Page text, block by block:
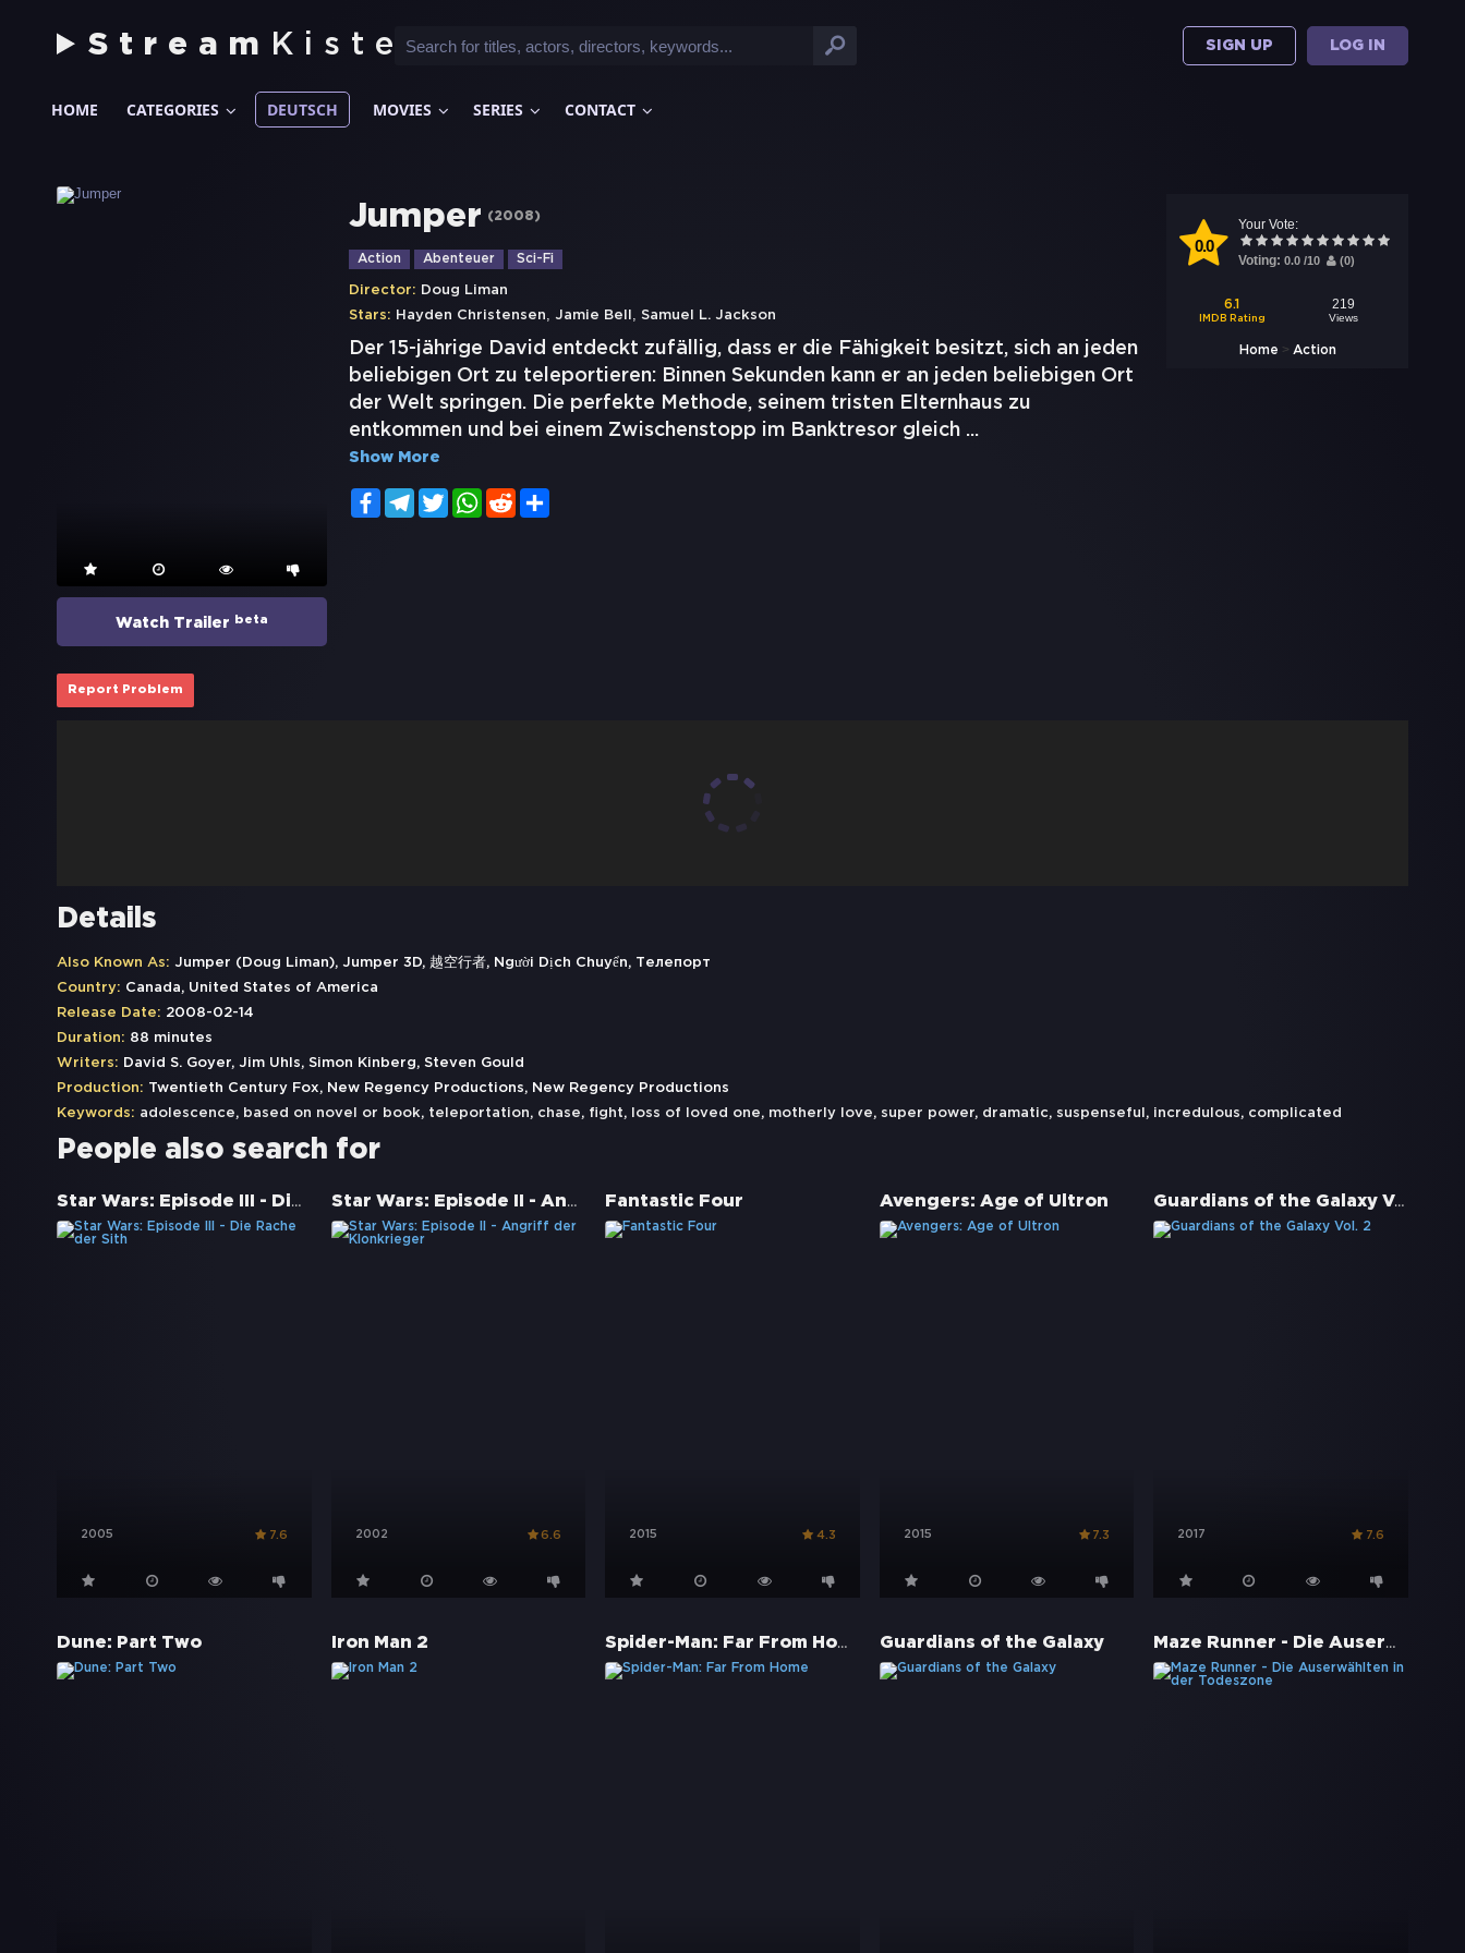
Stream Kiste SIGN UP LOG IN
HOME CATEGORIES DEUTSCH MOVIES SERIES CONTACT
Watch Trailer beta
0.0
Your Vote:
Voting: 0.0 /10 (0)
6.1
IMDB Rating
219
Views
Home > Action
Jumper (2008)
Action Abenteuer Sci-Fi
Director: Doug Liman
Stars: Hayden Christensen, Jamie Bell , Samuel L. Jackson
Der 15-jährige David entdeckt zufällig, dass er die Fähigkeit besitzt, sich an jeden
beliebigen Ort zu teleportieren: Binnen Sekunden kann er an jeden beliebigen Ort
der Welt springen. Die perfekte Methode, seinem tristen Elternhaus zu
entkommen und bei einem Zwischenstopp im Banktresor gleich ...
Show More
FacebookTelegramTwitterWhatsApp
Reddit
Report Problem
Details
Also Known As: Jumper (Doug Liman), Jumper 3D, 越空行者, Người Dịch Chuyển, Телепорт
Country: Canada, United States of America
Release Date: 2008-02-14
Duration: 88 minutes
Writers: David S. Goyer, Jim Uhls, Simon Kinberg, Steven Gould
Production: Twentieth Century Fox, New Regency Productions, New Regency Productions
Keywords: adolescence, based on novel or book, teleportation, chase, fight, loss of loved one, motherly love, super power, dramatic, suspenseful , incredulous, complicated
People also search for
Star Wars: Episode III - Die Rache der Sith
2005 7.6
Star Wars: Episode II - Angriff der Klonkrieger
2002 6.6
Fantastic Four
2015 4.3
Avengers: Age of Ultron
2015 7.3
Guardians of the Galaxy Vol. 2
2017 7.6
Dune: Part Two Iron Man 2 Spider-Man: Far From Home Guardians of the Galaxy Maze Runner - Die Auserwählten in der Todeszone